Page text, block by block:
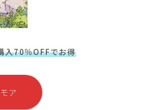
入70％OFFでお得
ア